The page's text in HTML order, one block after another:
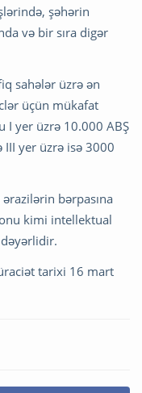
şəhərin
və bir sıra digər
sahələr üzrə ən
üçün mükafat
yer üzrə 10.000 ABŞ
III yer üzrə isə 3000
bərpasına
kimi intellektual
tarixi 16 mart